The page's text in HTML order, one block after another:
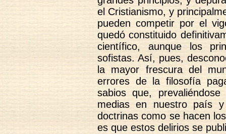
el Cristianismo, y
pueden competir por el
quedó constituido
científico, aunque los
sofistas. Así, pues,
la mayor frescura del
errores de la filosofía
sabios que,
medias en nuestro país
doctrinas como se hacen
es que estos delirios se